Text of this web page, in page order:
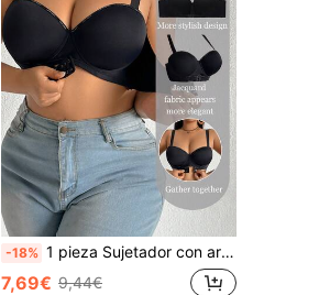
-18% 1 pieza Sujetador con aros de talla grande, sujetador de apoyo minimalista casual
7,69€ 9,44€